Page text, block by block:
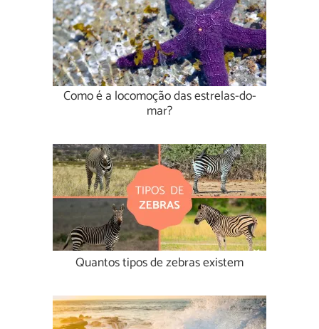
Como é a locomoção das estrelas-do-
mar?
Quantos tipos de zebras existem